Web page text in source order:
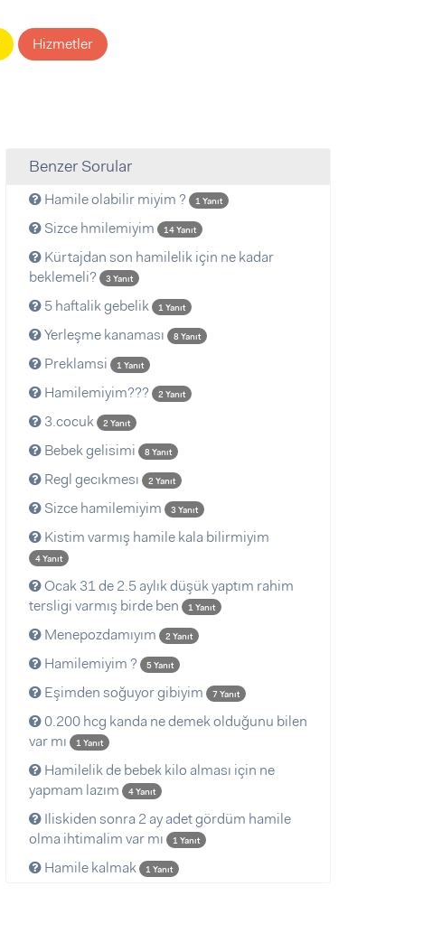
Hizmetler
Benzer Sorular
Hamile olabilir miyim ? 1 Yanıt
Sizce hmilemiyim 14 Yanıt
Kürtajdan son hamilelik için ne kadar
beklemeli?
3 Yanıt
5 haftalik gebelik 1 Yanıt
Yerleşme kanaması 8 Yanıt
Preklamsi 1 Yanıt
Hamilemiyim??? 2 Yanıt
3.cocuk 2 Yanıt
Bebek gelisimi 8 Yanıt
Regl gecıkmesı 2 Yanıt
Sizce hamilemiyim 3 Yanıt
Kistim varmış hamile kala bilirmiyim
4 Yanıt
Ocak 31 de 2.5 aylık düşük yaptım rahim
tersligi varmış birde ben
1 Yanıt
Menepozdamıyım 2 Yanıt
Hamilemiyim ? 5 Yanıt
Eşimden soğuyor gibiyim 7 Yanıt
0.200 hcg kanda ne demek olduğunu bilen
var mı
1 Yanıt
Hamilelik de bebek kilo alması için ne
yapmam lazım
4 Yanıt
Iliskiden sonra 2 ay adet gördüm hamile
olma ihtimalim var mı
1 Yanıt
Hamile kalmak 1 Yanıt